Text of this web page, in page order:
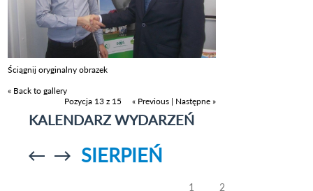
Ściągnij oryginalny obrazek
« Back to gallery
Pozycja 13 z 15
« Previous | Następne »
KALENDARZ WYDARZEŃ
Przejdź doPrzejdź do
SIERPIEŃ
1 2